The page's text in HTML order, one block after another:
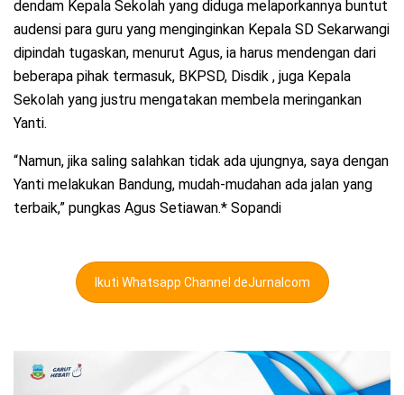
dendam Kepala Sekolah yang diduga melaporkannya buntut
audensi para guru yang menginginkan Kepala SD Sekarwangi
dipindah tugaskan, menurut Agus, ia harus mendengan dari
beberapa pihak termasuk, BKPSD, Disdik , juga Kepala
Sekolah yang justru mengatakan membela meringankan
Yanti.
“Namun, jika saling salahkan tidak ada ujungnya, saya dengan
Yanti melakukan Bandung, mudah-mudahan ada jalan yang
terbaik,” pungkas Agus Setiawan.* Sopandi
Ikuti Whatsapp Channel deJurnalcom